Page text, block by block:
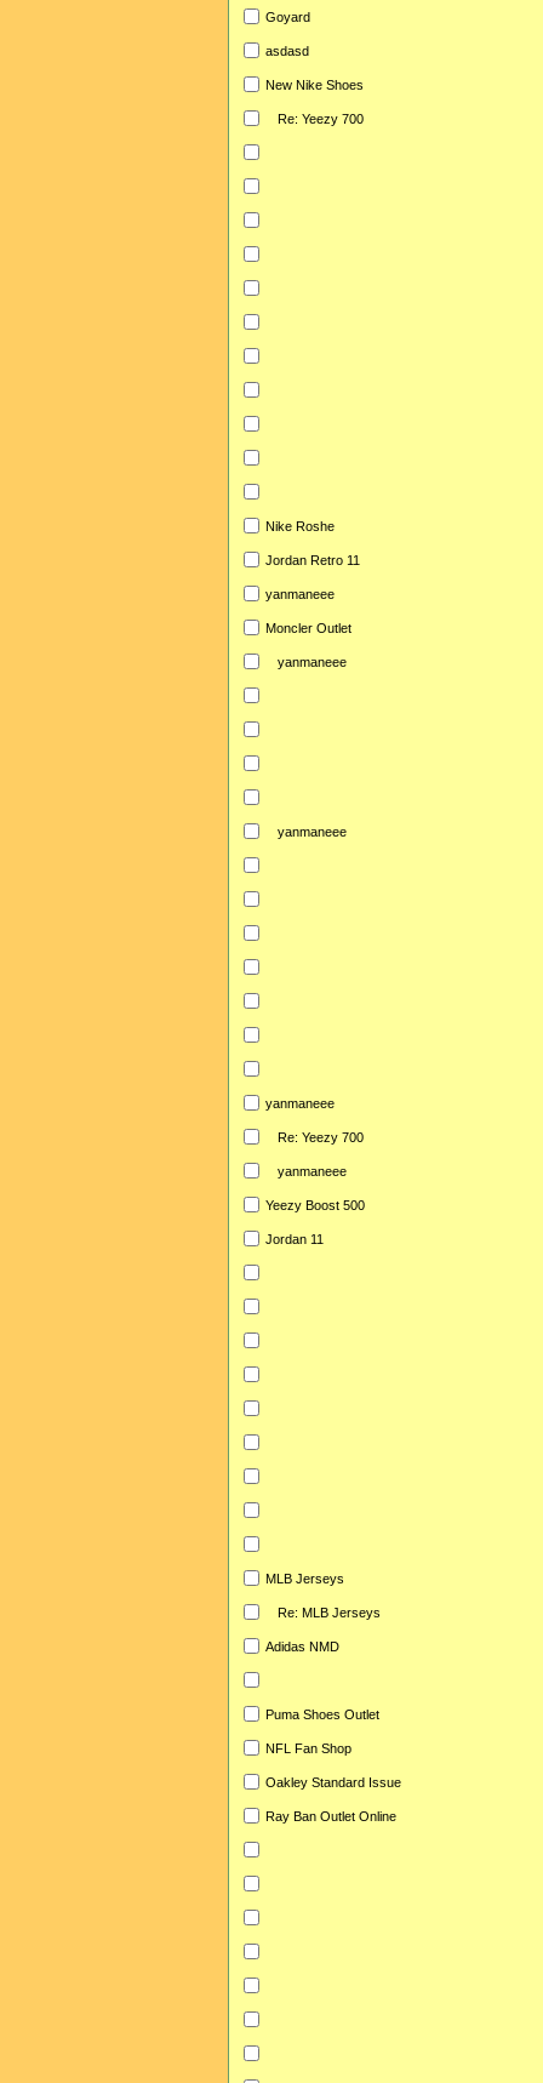
Goyard
asdasd
New Nike Shoes
Re: Yeezy 700
Nike Roshe
Jordan Retro 11
yanmaneee
Moncler Outlet
yanmaneee
yanmaneee
yanmaneee
Re: Yeezy 700
yanmaneee
Yeezy Boost 500
Jordan 11
MLB Jerseys
Re: MLB Jerseys
Adidas NMD
Puma Shoes Outlet
NFL Fan Shop
Oakley Standard Issue
Ray Ban Outlet Online